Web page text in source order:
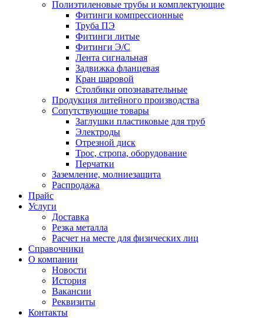
Полиэтиленовые трубы и комплектующие
Фитинги компрессионные
Труба ПЭ
Фитинги литые
Фитинги Э/С
Лента сигнальная
Задвижка фланцевая
Кран шаровой
Столбики опознавательные
Продукция литейного производства
Сопутствующие товары
Заглушки пластиковые для труб
Электроды
Отрезной диск
Трос, стропа, оборудование
Перчатки
Заземление, молниезащита
Распродажа
Прайс
Услуги
Доставка
Резка металла
Расчет на месте для физических лиц
Справочники
О компании
Новости
История
Вакансии
Реквизиты
Контакты